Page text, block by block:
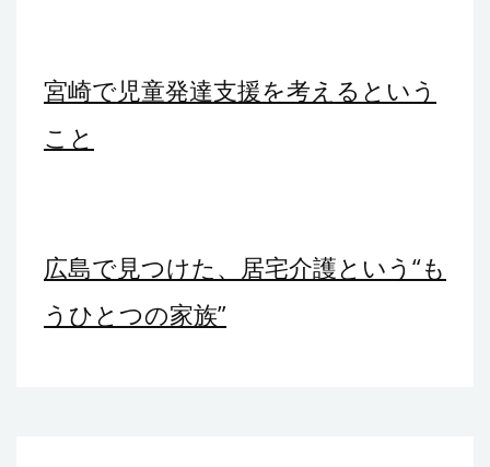
宮崎で児童発達支援を考えるという
こと
広島で見つけた、居宅介護という“も
うひとつの家族”